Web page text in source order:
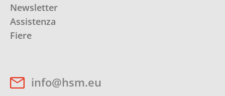
Newsletter
Assistenza
Fiere
info@hsm.eu